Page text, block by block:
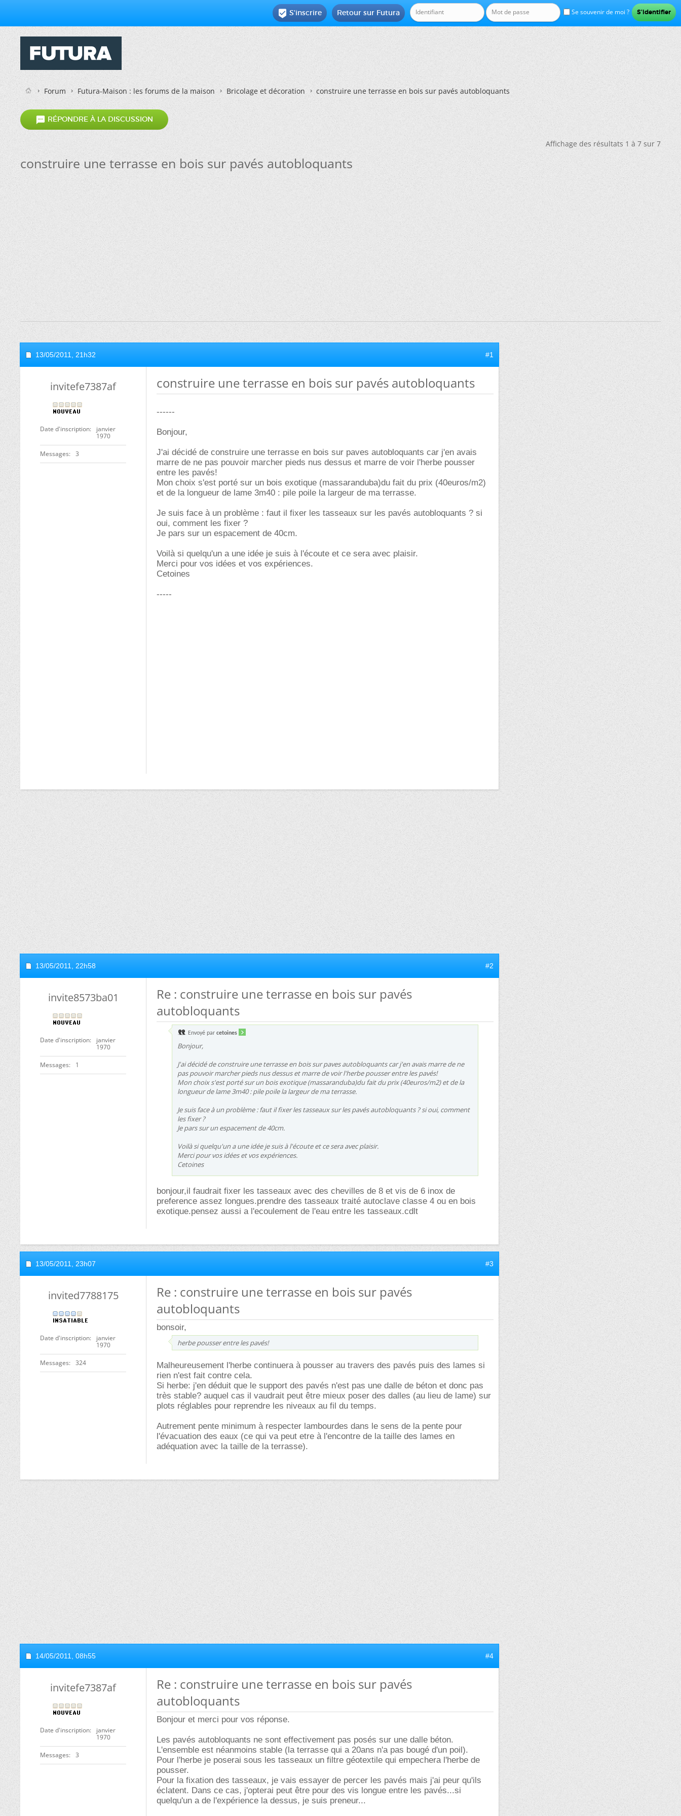
Se souvenir de moi ?
Retour sur Futura
 S'inscrire
Forum Futura-Maison : les forums de la maison Bricolage et décoration construire une terrasse en bois sur pavés autobloquants
 RÉPONDRE À LA DISCUSSION
Affichage des résultats 1 à 7 sur 7
construire une terrasse en bois sur pavés autobloquants
13/05/2011, 21h32 #1
invitefe7387af
Date d'inscription
janvier
1970
Messages 3
construire une terrasse en bois sur pavés autobloquants
------
Bonjour,
J'ai décidé de construire une terrasse en bois sur paves autobloquants car j'en avais
marre de ne pas pouvoir marcher pieds nus dessus et marre de voir l'herbe pousser
entre les pavés!
Mon choix s'est porté sur un bois exotique (massaranduba)du fait du prix (40euros/m2)
et de la longueur de lame 3m40 : pile poile la largeur de ma terrasse.
Je suis face à un problème : faut il fixer les tasseaux sur les pavés autobloquants ? si
oui, comment les fixer ?
Je pars sur un espacement de 40cm.
Voilà si quelqu'un a une idée je suis à l'écoute et ce sera avec plaisir.
Merci pour vos idées et vos expériences.
Cetoines
-----
13/05/2011, 22h58 #2
invite8573ba01
Date d'inscription
janvier
1970
Messages 1
Re : construire une terrasse en bois sur pavés
autobloquants
Envoyé par cetoines
Bonjour,
J'ai décidé de construire une terrasse en bois sur paves autobloquants car j'en avais marre de ne
pas pouvoir marcher pieds nus dessus et marre de voir l'herbe pousser entre les pavés!
Mon choix s'est porté sur un bois exotique (massaranduba)du fait du prix (40euros/m2) et de la
longueur de lame 3m40 : pile poile la largeur de ma terrasse.
Je suis face à un problème : faut il fixer les tasseaux sur les pavés autobloquants ? si oui, comment
les fixer ?
Je pars sur un espacement de 40cm.
Voilà si quelqu'un a une idée je suis à l'écoute et ce sera avec plaisir.
Merci pour vos idées et vos expériences.
Cetoines
bonjour,il faudrait fixer les tasseaux avec des chevilles de 8 et vis de 6 inox de
preference assez longues.prendre des tasseaux traité autoclave classe 4 ou en bois
exotique.pensez aussi a l'ecoulement de l'eau entre les tasseaux.cdlt
13/05/2011, 23h07 #3
invited7788175
Date d'inscription
janvier
1970
Messages 324
Re : construire une terrasse en bois sur pavés
autobloquants
bonsoir,
herbe pousser entre les pavés!
Malheureusement l'herbe continuera à pousser au travers des pavés puis des lames si
rien n'est fait contre cela.
Si herbe: j'en déduit que le support des pavés n'est pas une dalle de béton et donc pas
très stable? auquel cas il vaudrait peut être mieux poser des dalles (au lieu de lame) sur
plots réglables pour reprendre les niveaux au fil du temps.
Autrement pente minimum à respecter lambourdes dans le sens de la pente pour
l'évacuation des eaux (ce qui va peut etre à l'encontre de la taille des lames en
adéquation avec la taille de la terrasse).
14/05/2011, 08h55 #4
invitefe7387af
Date d'inscription
janvier
1970
Messages 3
Re : construire une terrasse en bois sur pavés
autobloquants
Bonjour et merci pour vos réponse.
Les pavés autobloquants ne sont effectivement pas posés sur une dalle béton.
L'ensemble est néanmoins stable (la terrasse qui a 20ans n'a pas bougé d'un poil).
Pour l'herbe je poserai sous les tasseaux un filtre géotextile qui empechera l'herbe de
pousser.
Pour la fixation des tasseaux, je vais essayer de percer les pavés mais j'ai peur qu'ils
éclatent. Dans ce cas, j'opterai peut être pour des vis longue entre les pavés...si
quelqu'un a de l'expérience la dessus, je suis preneur...